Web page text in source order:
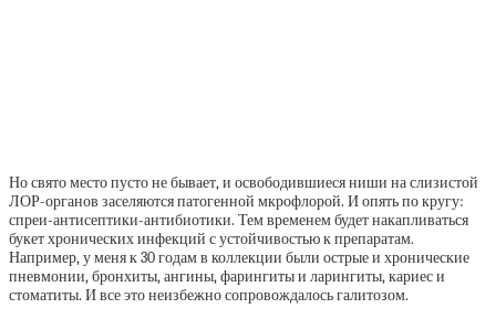
Но свято место пусто не бывает, и освободившиеся ниши на слизистой
ЛОР-органов заселяются патогенной мкрофлорой. И опять по кругу:
спреи-антисептики-антибиотики. Тем временем будет накапливаться
букет хронических инфекций с устойчивостью к препаратам.
Например, у меня к 30 годам в коллекции были острые и хронические
пневмонии, бронхиты, ангины, фарингиты и ларингиты, кариес и
стоматиты. И все это неизбежно сопровождалось галитозом.